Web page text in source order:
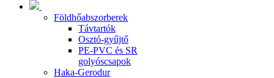
Földhőabszorberek
Távtartók
Osztó-gyűjtő
PE-PVC és SR
golyóscsapok
Haka-Gerodur